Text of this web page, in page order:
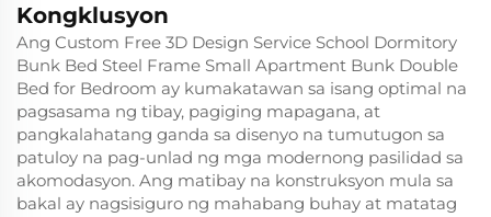
Kongklusyon
Ang Custom Free 3D Design Service School Dormitory
Bunk Bed Steel Frame Small Apartment Bunk Double
Bed for Bedroom ay kumakatawan sa isang optimal na
pagsasama ng tibay, pagiging mapagana, at
pangkalahatang ganda sa disenyo na tumutugon sa
patuloy na pag-unlad ng mga modernong pasilidad sa
akomodasyon. Ang matibay na konstruksyon mula sa
bakal ay nagsisiguro ng mahabang buhay at matatag